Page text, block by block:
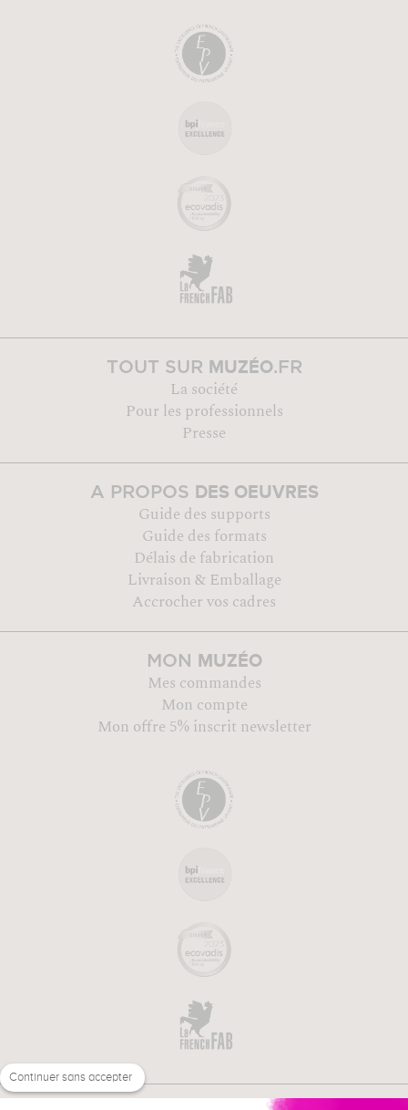
TOUT SUR MUZÉO.FR
La société
Pour les professionnels
Presse
A PROPOS DES OEUVRES
Guide des supports
Guide des formats
Délais de fabrication
Livraison & Emballage
Accrocher vos cadres
MON MUZÉO
Mes commandes
Mon compte
Mon offre 5% inscrit newsletter
Continuer sans accepter